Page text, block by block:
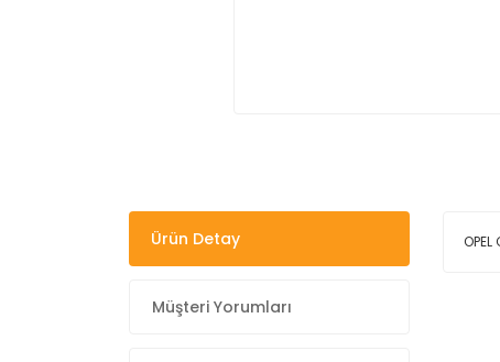
Ürün Detay
Müşteri Yorumları